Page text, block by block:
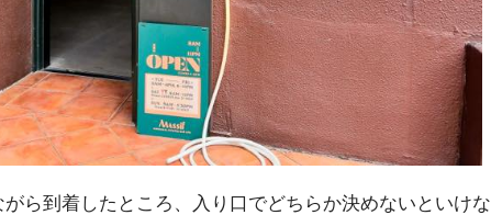
ら到着したところ、入り口でどちらか決めないといけな